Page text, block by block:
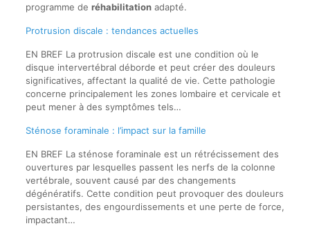
programme de réhabilitationadapté.
Protrusion discale : tendances actuelles
EN BREF La protrusion discale est une condition où le
disque intervertébral déborde et peut créer des douleurs
significatives, affectant la qualité de vie. Cette pathologie
concerne principalement les zones lombaire et cervicale et
peut mener à des symptômes tels…
Sténose foraminale : l’impact sur la famille
EN BREF La sténose foraminale est un rétrécissement des
ouvertures par lesquelles passent les nerfs de la colonne
vertébrale, souvent causé par des changements
dégénératifs. Cette condition peut provoquer des douleurs
persistantes, des engourdissements et une perte de force,
impactant…